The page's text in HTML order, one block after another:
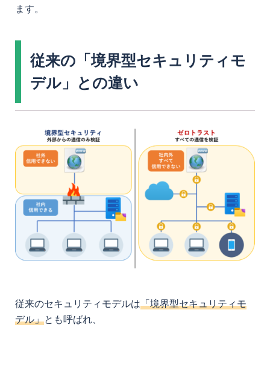
ます。
従来の「境界型セキュリティモ
デル」との違い
従来のセキュリティモデルは「境界型セキュリティモ
デル」とも呼ばれ、